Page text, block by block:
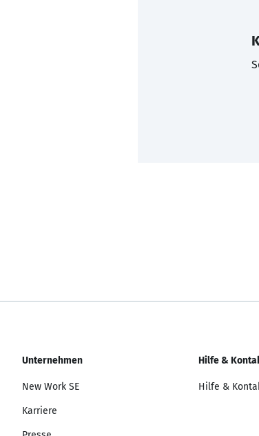
Unternehmen
New Work SE
Karriere
Hilfe &
Hilfe &